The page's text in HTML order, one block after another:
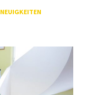
NEUIGKEITEN